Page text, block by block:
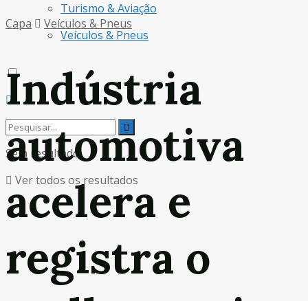
Turismo & Aviação
Veículos & Pneus
Sem resultado
Ver todos os resultados
Capa Veículos & Pneus
Indústria
automotiva
acelera e
registra o